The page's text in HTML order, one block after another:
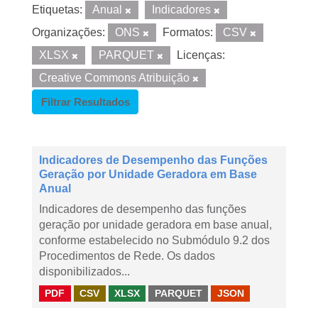
Etiquetas: Anual
Indicadores
Organizações:
ONS Formatos:
CSV
XLSX
PARQUET
Licenças:
Creative Commons Atribuição
Filtrar Resultados
Indicadores de Desempenho das Funções
Geração por Unidade Geradora em Base
Anual
Indicadores de desempenho das funções
geração por unidade geradora em base anual,
conforme estabelecido no Submódulo 9.2 dos
Procedimentos de Rede. Os dados
disponibilizados...
PDF CSV XLSX PARQUET JSON